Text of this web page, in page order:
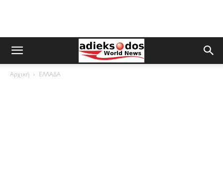
Αρχική ΕΛΛΑΔΑ